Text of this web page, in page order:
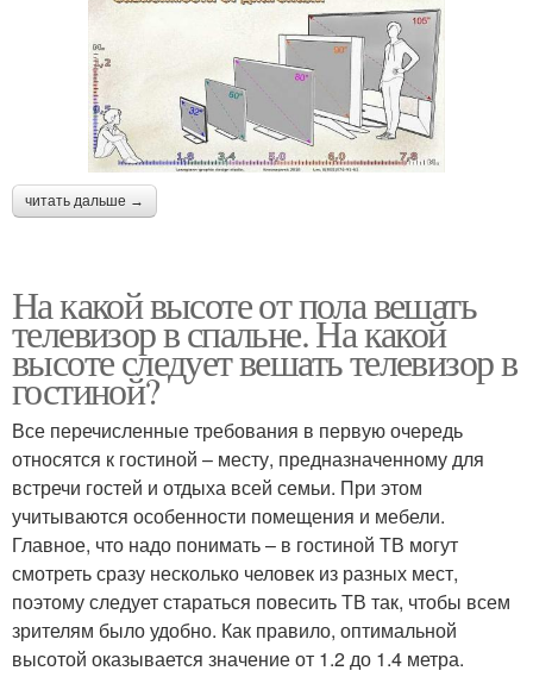
читать дальше →
На какой высоте от пола вешать
телевизор в спальне. На какой
высоте следует вешать телевизор в
гостиной?
Все перечисленные требования в первую очередь
относятся к гостиной – месту, предназначенному для
встречи гостей и отдыха всей семьи. При этом
учитываются особенности помещения и мебели.
Главное, что надо понимать – в гостиной ТВ могут
смотреть сразу несколько человек из разных мест,
поэтому следует стараться повесить ТВ так, чтобы всем
зрителям было удобно. Как правило, оптимальной
высотой оказывается значение от 1.2 до 1.4 метра.